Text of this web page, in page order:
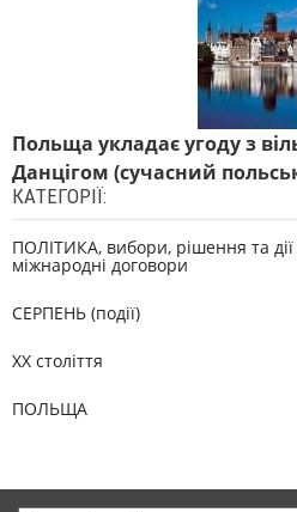
Польща укладає угоду з
Данцігом (сучасний
КАТЕГОРІЇ:
ПОЛІТИКА, вибори, рішення та
міжнародні договори
СЕРПЕНЬ (події)
XX століття
ПОЛЬЩА